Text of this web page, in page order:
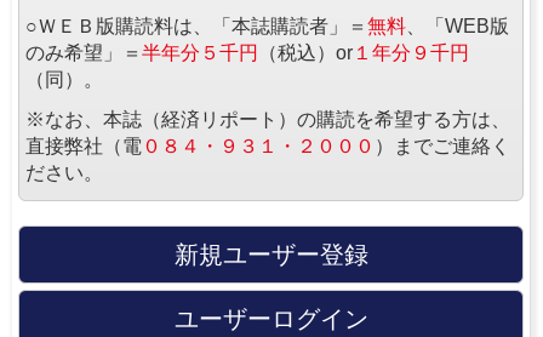
○ＷＥＢ版購読料は、「本誌購読者」＝ 無料 、「WEB版
のみ希望」＝ 半年分５千円 （税込）or １年分９千円
（同）。
※なお、本誌（経済リポート）の購読を希望する方は、
直接弊社（電 ０８４・９３１・２０００ ）までご連絡く
ださい。
新規ユーザー登録
ユーザーログイン